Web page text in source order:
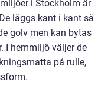
i Stockholm är
läggs kant i kant så
golv men kan bytas
I hemmiljö väljer de
på rulle,